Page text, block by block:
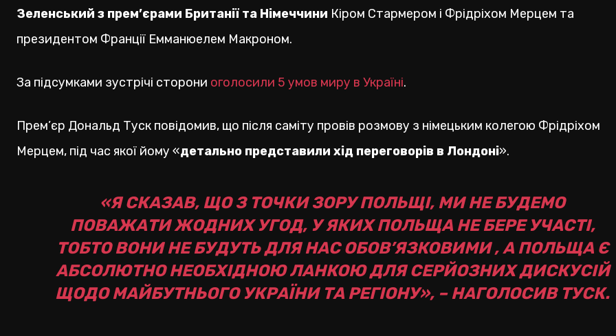
Зеленський з прем’єрами Британії та Німеччини Кіром Стармером і Фрідріхом Мерцем та
президентом Франції Емманюелем Макроном.
За підсумками зустрічі сторони оголосили 5 умов миру в Україні.
Прем’єр Дональд Туск повідомив, що після саміту провів розмову з німецьким колегою Фрідріхом
Мерцем, під час якої йому «детально представили хід переговорів в Лондоні».
«Я СКАЗАВ, ЩО З ТОЧКИ ЗОРУ ПОЛЬЩІ, МИ НЕ БУДЕМО
ПОВАЖАТИ ЖОДНИХ УГОД, У ЯКИХ ПОЛЬЩА НЕ БЕРЕ УЧАСТІ,
ТОБТО ВОНИ НЕ БУДУТЬ ДЛЯ НАС ОБОВ’ЯЗКОВИМИ , А ПОЛЬЩА Є
АБСОЛЮТНО НЕОБХІДНОЮ ЛАНКОЮ ДЛЯ СЕРЙОЗНИХ ДИСКУСІЙ
ЩОДО МАЙБУТНЬОГО УКРАЇНИ ТА РЕГІОНУ», – НАГОЛОСИВ ТУСК.